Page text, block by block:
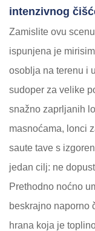
intenzivnog
Zamislite ovu
ispunjena je
osoblja na terenu i
sudoper za velike
snažno zaprljanih
masnoćama, lonci
saute tave s
jedan cilj: ne
Prethodno noćno
beskrajno naporno
hrana koja je